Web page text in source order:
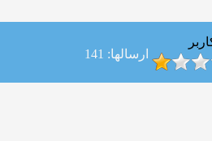
ارسالها: 141